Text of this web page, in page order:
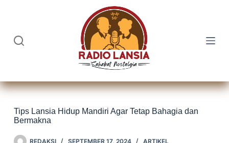
Tips Lansia Hidup Mandiri Agar Tetap Bahagia dan
Bermakna
REDAKSI SEPTEMBER 17, 2024 ARTIKEL